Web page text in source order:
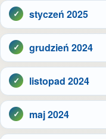
styczeń 2025
grudzień 2024
listopad 2024
maj 2024